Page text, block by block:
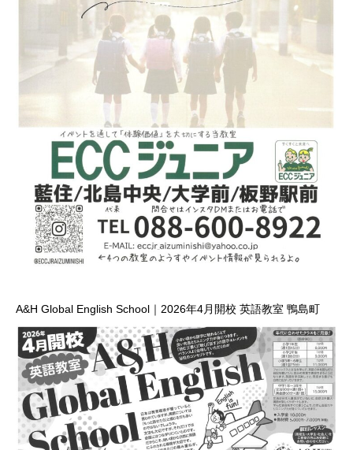
A&H Global English School｜2026年4月開校 英語教室 鴨島町